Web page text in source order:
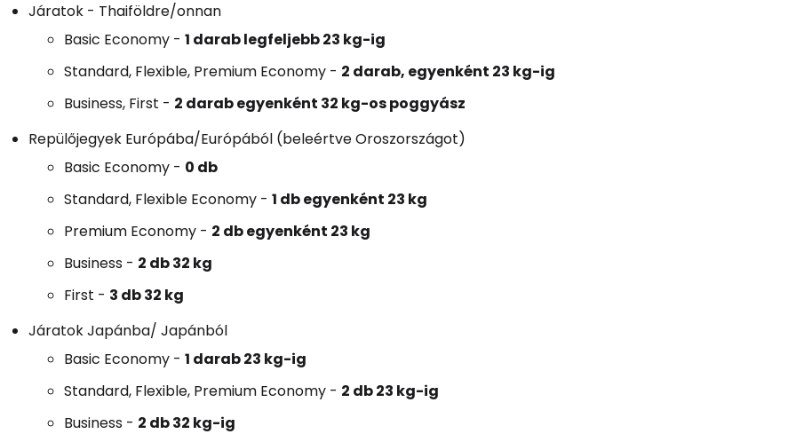
Járatok - Thaiföldre/onnan
Basic Economy - 1 darab legfeljebb 23 kg-ig
Standard, Flexible, Premium Economy - 2 darab, egyenként 23 kg-ig
Business, First - 2 darab egyenként 32 kg-os poggyász
Repülőjegyek Európába/Európából (beleértve Oroszországot)
Basic Economy - 0 db
Standard, Flexible Economy - 1 db egyenként 23 kg
Premium Economy - 2 db egyenként 23 kg
Business - 2 db 32 kg
First - 3 db 32 kg
Járatok Japánba/ Japánból
Basic Economy - 1 darab 23 kg-ig
Standard, Flexible, Premium Economy - 2 db 23 kg-ig
Business - 2 db 32 kg-ig